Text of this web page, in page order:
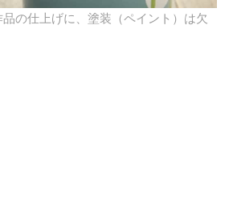
品の仕上げに、塗装（ペイント）は欠